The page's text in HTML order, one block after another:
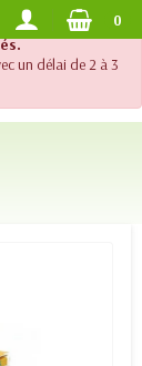
téléphonique
un délai de 2 à 3
120.- 0